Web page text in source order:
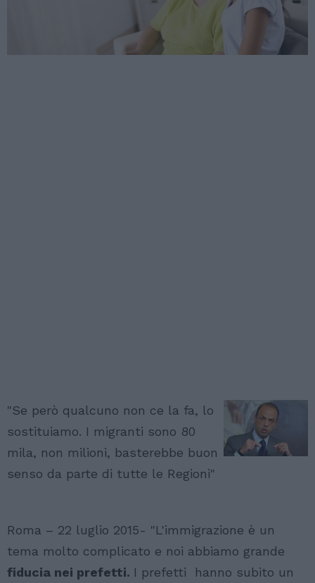
"Se però qualcuno non ce la fa, lo
sostituiamo. I migranti sono 80
mila, non milioni, basterebbe buon
senso da parte di tutte le Regioni"
Roma – 22 luglio 2015- "L'immigrazione è un
tema molto complicato e noi abbiamo grande
fiducia nei prefetti. I prefetti hanno subito un